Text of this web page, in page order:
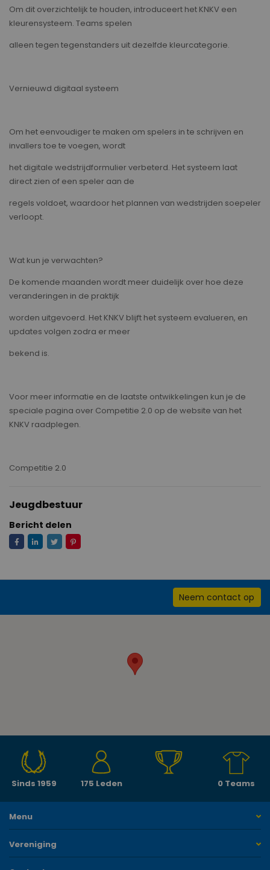
Om dit overzichtelijk te houden, introduceert het KNKV een
kleurensysteem. Teams spelen
alleen tegen tegenstanders uit dezelfde kleurcategorie.
Vernieuwd digitaal systeem
Om het eenvoudiger te maken om spelers in te schrijven en
invallers toe te voegen, wordt
het digitale wedstrijdformulier verbeterd. Het systeem laat
direct zien of een speler aan de
regels voldoet, waardoor het plannen van wedstrijden soepeler
verloopt.
Wat kun je verwachten?
De komende maanden wordt meer duidelijk over hoe deze
veranderingen in de praktijk
worden uitgevoerd. Het KNKV blijft het systeem evalueren, en
updates volgen zodra er meer
bekend is.
Voor meer informatie en de laatste ontwikkelingen kun je de
speciale pagina over Competitie 2.0 op de website van het
KNKV raadplegen.
Competitie 2.0
Jeugdbestuur
Bericht delen
Neem contact op
Sinds 1959 175 Leden 0 Teams
Menu
Vereniging